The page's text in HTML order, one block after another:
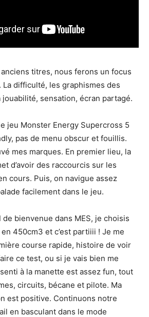
titres, nous ferons un focus
difficulté, les graphismes des
sensation, écran partagé.
jeu Monster Energy Supercross 5
pas de menu obscur et fouillis.
mes marques. En premier lieu, la
d’avoir des raccourcis sur les
cours. Puis, on navigue assez
facilement dans le jeu.
bienvenue dans MES, je choisis
450cm3 et c’est partiiii ! Je me
course rapide, histoire de voir
ce test, ou si je vais bien me
à la manette est assez fun, tout
circuits, bécane et pilote. Ma
est positive. Continuons notre
en basculant dans le mode